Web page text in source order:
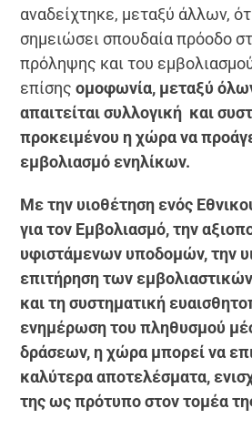
αναδείχτηκε, μεταξύ άλλων,
σημειώσει σπουδαία πρόοδο
πρόληψης και του
επίσης ομοφωνία, μεταξύ
απαιτείται συλλογική και
προκειμένου η χώρα να
εμβολιασμό ενηλίκων.
Με την υιοθέτηση ενός
για τον Εμβολιασμό, την
υφιστάμενων υποδομών, την
επιτήρηση των
και τη συστηματική
ενημέρωση του πληθυσμού
δράσεων, η χώρα μπορεί να
καλύτερα αποτελέσματα,
της ως πρότυπο στον τομέα